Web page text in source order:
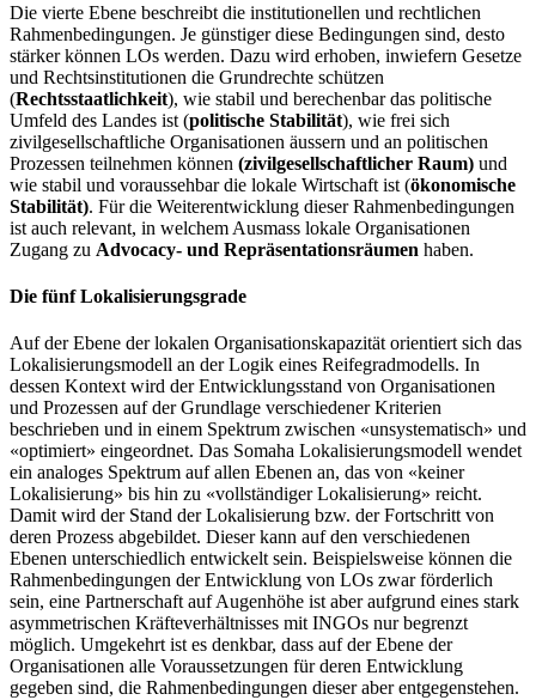
Die vierte Ebene beschreibt die institutionellen und rechtlichen
Rahmenbedingungen. Je günstiger diese Bedingungen sind, desto
stärker können LOs werden. Dazu wird erhoben, inwiefern Gesetze
und Rechtsinstitutionen die Grundrechte schützen
(Rechtsstaatlichkeit), wie stabil und berechenbar das politische
Umfeld des Landes ist (politische Stabilität), wie frei sich
zivilgesellschaftliche Organisationen äussern und an politischen
Prozessen teilnehmen können (zivilgesellschaftlicher Raum) und
wie stabil und voraussehbar die lokale Wirtschaft ist (ökonomische
Stabilität). Für die Weiterentwicklung dieser Rahmenbedingungen
ist auch relevant, in welchem Ausmass lokale Organisationen
Zugang zu Advocacy- und Repräsentationsräumen haben.
Die fünf Lokalisierungsgrade
Auf der Ebene der lokalen Organisationskapazität orientiert sich das
Lokalisierungsmodell an der Logik eines Reifegradmodells. In
dessen Kontext wird der Entwicklungsstand von Organisationen
und Prozessen auf der Grundlage verschiedener Kriterien
beschrieben und in einem Spektrum zwischen «unsystematisch» und
«optimiert» eingeordnet. Das Somaha Lokalisierungsmodell wendet
ein analoges Spektrum auf allen Ebenen an, das von «keiner
Lokalisierung» bis hin zu «vollständiger Lokalisierung» reicht.
Damit wird der Stand der Lokalisierung bzw. der Fortschritt von
deren Prozess abgebildet. Dieser kann auf den verschiedenen
Ebenen unterschiedlich entwickelt sein. Beispielsweise können die
Rahmenbedingungen der Entwicklung von LOs zwar förderlich
sein, eine Partnerschaft auf Augenhöhe ist aber aufgrund eines stark
asymmetrischen Kräfteverhältnisses mit INGOs nur begrenzt
möglich. Umgekehrt ist es denkbar, dass auf der Ebene der
Organisationen alle Voraussetzungen für deren Entwicklung
gegeben sind, die Rahmenbedingungen dieser aber entgegenstehen.